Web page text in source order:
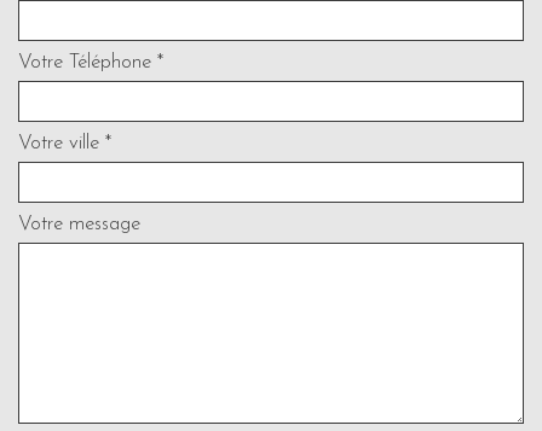
Votre Téléphone *
Votre ville *
Votre message